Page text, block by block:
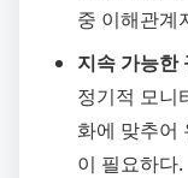
중 이해관계
지속 가능한
정기적 모니
화에 맞추어
이 필요하다.